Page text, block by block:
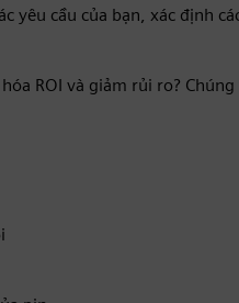
yêu cầu của bạn, xác định
ROI và giảm rủi ro?